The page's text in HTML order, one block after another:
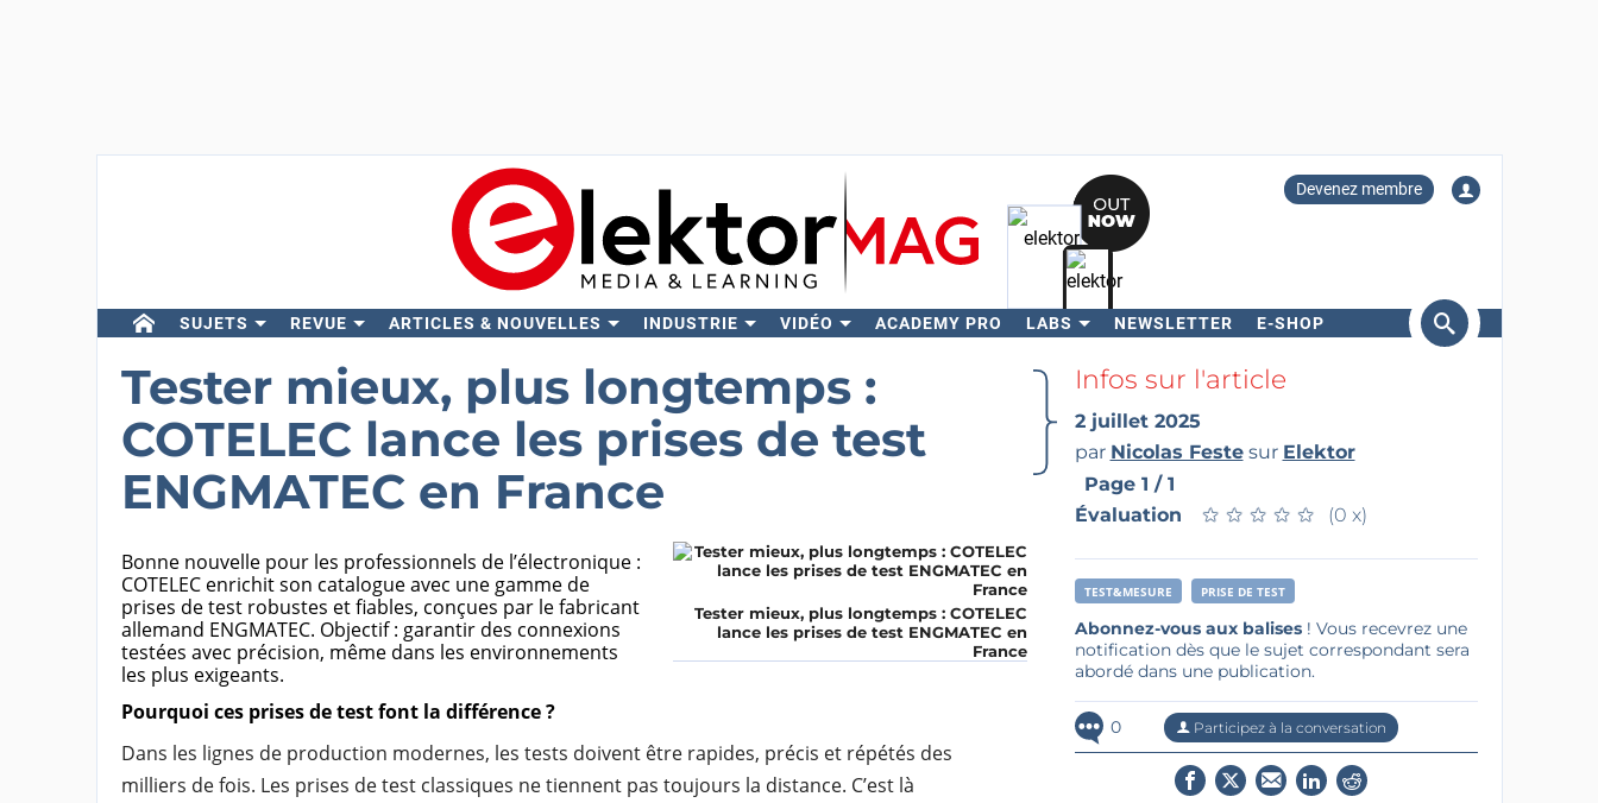
Devenez membre
SUJETS REVUE ARTICLES & NOUVELLES INDUSTRIE VIDÉO ACADEMY PRO LABS NEWSLETTER E-SHOP
Rechercher
Tester mieux, plus longtemps :
COTELEC lance les prises de test
ENGMATEC en France
Tester mieux, plus longtemps : COTELEC
lance les prises de test ENGMATEC en
France
Bonne nouvelle pour les professionnels de l’électronique :
COTELEC enrichit son catalogue avec une gamme de
prises de test robustes et fiables, conçues par le fabricant
allemand ENGMATEC. Objectif : garantir des connexions
testées avec précision, même dans les environnements
les plus exigeants.
Pourquoi ces prises de test font la différence ?
Dans les lignes de production modernes, les tests doivent être rapides, précis et répétés des
milliers de fois. Les prises de test classiques ne tiennent pas toujours la distance. C’est là
Infos sur l'article
2 juillet 2025
par Nicolas Festesur Elektor
Page 1 / 1
Évaluation
★ ★ ★ ★ ★
★ ★ ★ ★ ★ (0 x)
TEST&MESURE PRISE DE TEST
Abonnez-vous aux balises! Vous recevrez une
notification dès que le sujet correspondant sera
abordé dans une publication.
0 Participez à la conversation